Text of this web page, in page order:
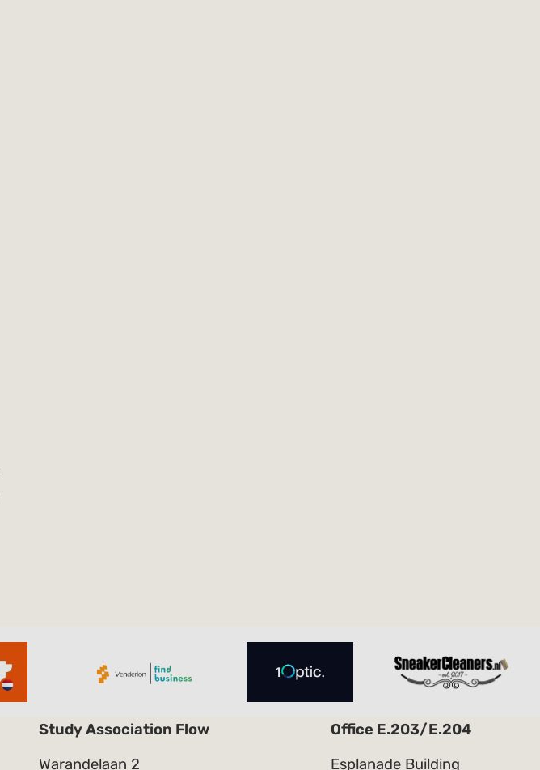
Study Association Flow
Warandelaan 2
Office E.203/E.204
Esplanade Building